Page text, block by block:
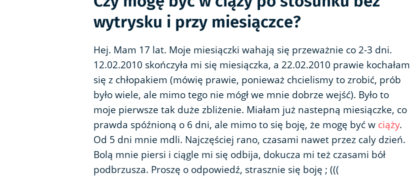
wytrysku i przy miesiączce?
Hej. Mam 17 lat. Moje miesiączki wahają się przeważnie co 2-3 dni.
12.02.2010 skończyła mi się miesiączka, a 22.02.2010 prawie kochałam
się z chłopakiem (mówię prawie, ponieważ chcielismy to zrobić, prób
było wiele, ale mimo tego nie mógł we mnie dobrze wejść). Było to
moje pierwsze tak duże zbliżenie. Miałam już nastepną miesiączke, co
prawda spóźnioną o 6 dni, ale mimo to się boję, że mogę być w ciąży.
Od 5 dni mnie mdli. Najczęściej rano, czasami nawet przez caly dzień.
Bolą mnie piersi i ciągle mi się odbija, dokucza mi też czasami bół
podbrzusza. Proszę o odpowiedź, strasznie się boję ; (((